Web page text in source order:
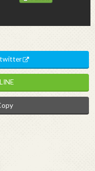
twitter
LINE